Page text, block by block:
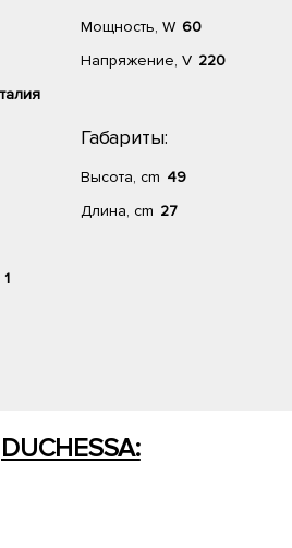
1
Мощность, W 60
Напряжение, V 220
Габариты:
Высота, cm 49
Длина, cm 27
DUCHESSA: